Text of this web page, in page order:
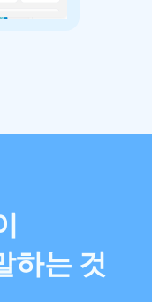
하는 것